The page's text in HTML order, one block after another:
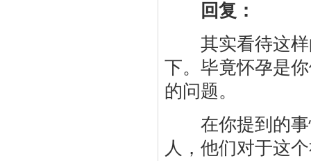
回复：
其实看待这样
下。毕竟怀孕是
的问题。
在你提到的事
人，他们对于这